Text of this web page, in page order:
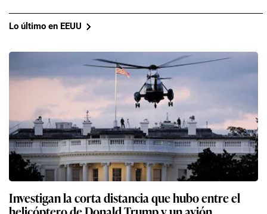
Lo último en EEUU
Investigan la corta distancia que hubo entre el